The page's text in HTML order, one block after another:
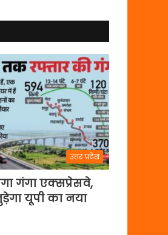
उत्तर प्रदेश
गंगा एक्सप्रेसवे,
यूपी का नया